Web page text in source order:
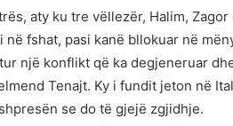
aty ku tre vëllezër, Halim,
fshat, pasi kanë bllokuar në
një konflikt që ka degjeneruar
Tenajt. Ky i fundit jeton në
se do të gjejë zgjidhje.